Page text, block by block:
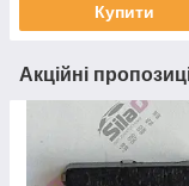
Купити
Акційні